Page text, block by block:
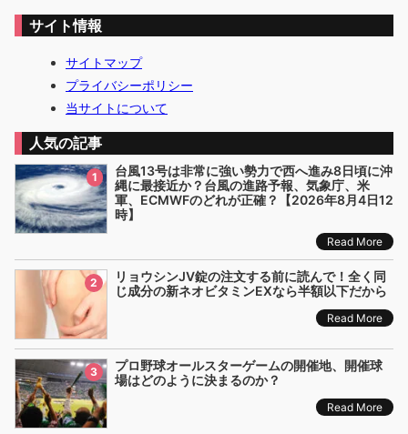
サイト情報
サイトマップ
プライバシーポリシー
当サイトについて
人気の記事
1
台風13号は非常に強い勢力で西へ進み8日頃に沖
縄に最接近か？台風の進路予報、気象庁、米
軍、ECMWFのどれが正確？【2026年8月4日12
時】
Read More
2
リョウシンJV錠の注文する前に読んで！全く同
じ成分の新ネオビタミンEXなら半額以下だから
Read More
3
プロ野球オールスターゲームの開催地、開催球
場はどのように決まるのか？
Read More